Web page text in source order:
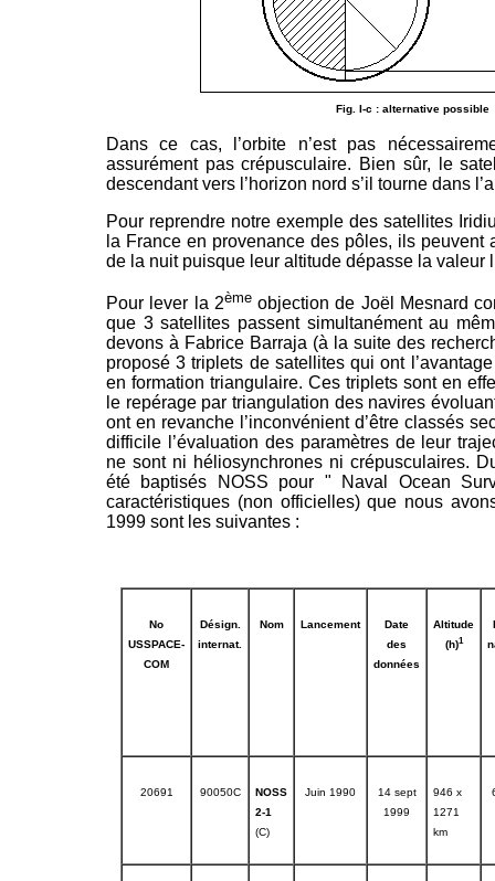
Fig. I-c : alternative possible
Dans ce cas, l’orbite n’est pas
assurément pas crépusculaire. Bien sûr, le
descendant vers l’horizon nord s’il tourne dans
Pour reprendre notre exemple des satellites
la France en provenance des pôles, ils peuvent
de la nuit puisque leur altitude dépasse la valeur
Pour lever la 2èmeobjection de Joël Mesnard
que 3 satellites passent simultanément au
devons à Fabrice Barraja (à la suite des
proposé 3 triplets de satellites qui ont
en formation triangulaire. Ces triplets sont en
le repérage par triangulation des navires
ont en revanche l’inconvénient d’être classés
difficile l’évaluation des paramètres de leur
ne sont ni héliosynchrones ni crépusculaires.
été baptisés NOSS pour " Naval Ocean
caractéristiques (non officielles) que nous
1999 sont les suivantes :
No
USSPACE­
COM
Désign.
internat.
Nom Lancement
Date
des
données
Altitude
(h)1
20691 90050C
NOSS
2-1
(C)
Juin 1990
14 sept
1999
946 x
1271
km